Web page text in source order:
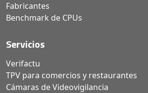
Fabricantes
Benchmark de CPUs
Servicios
Verifactu
TPV para comercios y restaurantes
Cámaras de Videovigilancia